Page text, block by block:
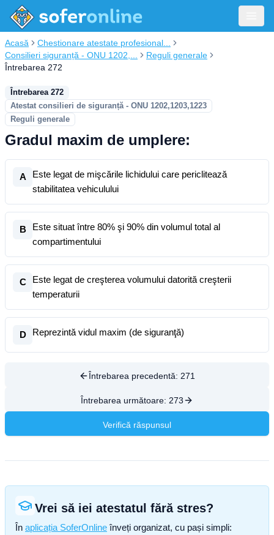
Acasă
Chestionare atestate profesional...
Consilieri siguranță - ONU 1202,...
Reguli generale
Întrebarea 272
Întrebarea 272
Atestat consilieri de siguranță - ONU 1202,1203,1223
Reguli generale
Gradul maxim de umplere:
A
Este legat de mişcările lichidului care periclitează
stabilitatea vehiculului
B
Este situat între 80% şi 90% din volumul total al
compartimentului
C
Este legat de creşterea volumului datorită creşterii
temperaturii
D Reprezintă vidul maxim (de siguranţă)
Întrebarea precedentă: 271
Întrebarea următoare: 273
Verifică răspunsul
Vrei să iei atestatul fără stres?
În aplicația SoferOnline înveți organizat, cu pași simpli: